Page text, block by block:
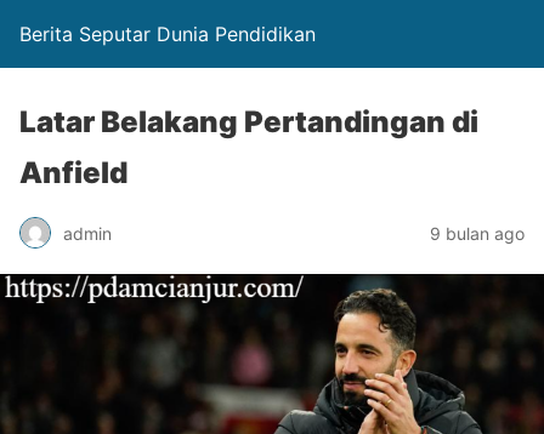
Berita Seputar Dunia Pendidikan
Latar Belakang Pertandingan di
Anfield
admin 9 bulan ago